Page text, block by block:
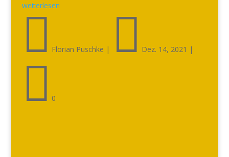
weiterlesen
 Florian Puschke |  Dez. 14, 2021 |
 0